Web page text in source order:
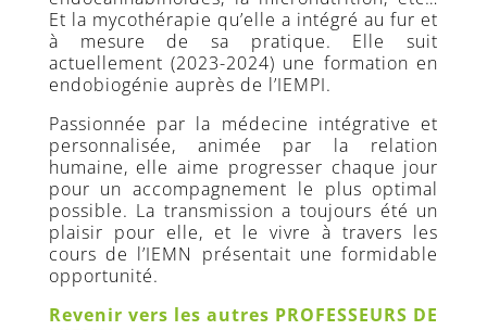
Et la mycothérapie qu’elle a intégré au fur et
à mesure de sa pratique. Elle suit
actuellement (2023-2024) une formation en
endobiogénie auprès de l’IEMPI.
Passionnée par la médecine intégrative et
personnalisée, animée par la relation
humaine, elle aime progresser chaque jour
pour un accompagnement le plus optimal
possible. La transmission a toujours été un
plaisir pour elle, et le vivre à travers les
cours de l’IEMN présentait une formidable
opportunité.
Revenir vers les autres PROFESSEURS DE